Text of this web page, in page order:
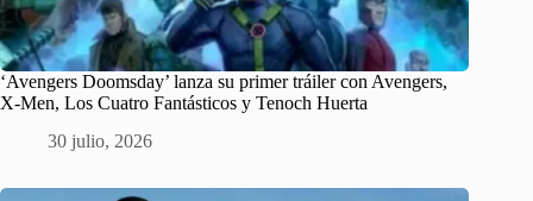
‘Avengers Doomsday’ lanza su primer tráiler con Avengers,
X-Men, Los Cuatro Fantásticos y Tenoch Huerta
30 julio, 2026